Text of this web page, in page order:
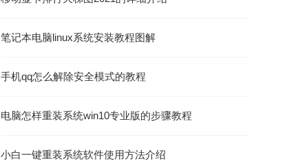
笔记本电脑linux系统安装教程图解
手机qq怎么解除安全模式的教程
电脑怎样重装系统win10专业版的步骤教程
小白一键重装系统软件使用方法介绍